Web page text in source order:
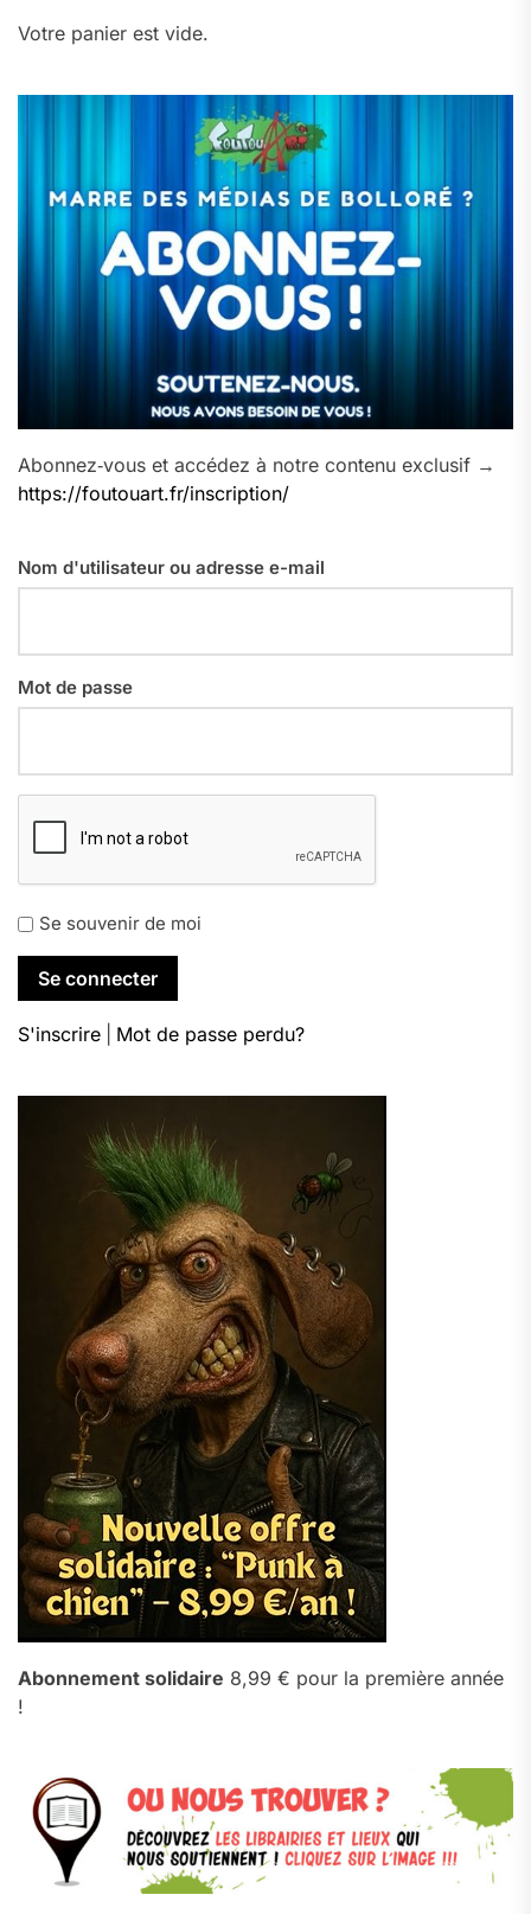
Votre panier est vide.
Abonnez‑vous et accédez à notre contenu exclusif →
https://foutouart.fr/inscription/
Nom d'utilisateur ou adresse e-mail
Mot de passe
Se souvenir de moi
S'inscrire Mot de passe perdu?
Abonnement solidaire 8,99 € pour la première année
!